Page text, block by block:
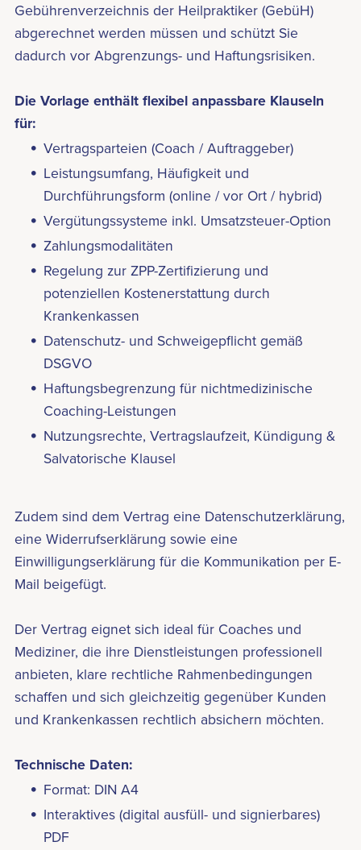
Gebührenverzeichnis der Heilpraktiker (GebüH)
abgerechnet werden müssen und schützt Sie
dadurch vor Abgrenzungs- und Haftungsrisiken.
Die Vorlage enthält flexibel anpassbare Klauseln
für:
Vertragsparteien (Coach / Auftraggeber)
Leistungsumfang, Häufigkeit und
Durchführungsform (online / vor Ort / hybrid)
Vergütungssysteme inkl. Umsatzsteuer-Option
Zahlungsmodalitäten
Regelung zur ZPP-Zertifizierung und
potenziellen Kostenerstattung durch
Krankenkassen
Datenschutz- und Schweigepflicht gemäß
DSGVO
Haftungsbegrenzung für nichtmedizinische
Coaching-Leistungen
Nutzungsrechte, Vertragslaufzeit, Kündigung &
Salvatorische Klausel
Zudem sind dem Vertrag eine Datenschutzerklärung,
eine Widerrufserklärung sowie eine
Einwilligungserklärung für die Kommunikation per E-
Mail beigefügt.
Der Vertrag eignet sich ideal für Coaches und
Mediziner, die ihre Dienstleistungen professionell
anbieten, klare rechtliche Rahmenbedingungen
schaffen und sich gleichzeitig gegenüber Kunden
und Krankenkassen rechtlich absichern möchten.
Technische Daten:
Format: DIN A4
Interaktives (digital ausfüll- und signierbares)
PDF